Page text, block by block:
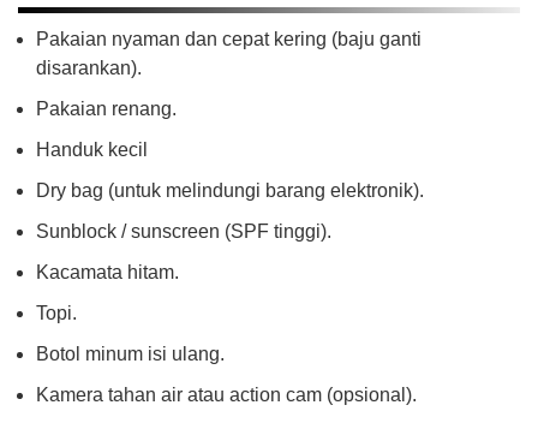
Pakaian nyaman dan cepat kering (baju ganti
disarankan).
Pakaian renang.
Handuk kecil
Dry bag (untuk melindungi barang elektronik).
Sunblock / sunscreen (SPF tinggi).
Kacamata hitam.
Topi.
Botol minum isi ulang.
Kamera tahan air atau action cam (opsional).